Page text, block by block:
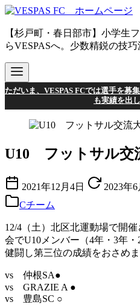
コ
テ
ン
ツ
へ
移
【杉戸町・春日部市】小学生
らVESPASへ。少数精鋭の技巧
ただいま、VESPAS FCでは選手を募
も実績を出
U10 フットサル交
2021年12月4日
2023年6
Cチーム
12/4（土）北区北運動場で開
会でU10メンバー（4年・3年
健闘し第三位の成績をおさめま
vs 仲根SA●
vs GRAZIE A ●
vs 豊島SC ○